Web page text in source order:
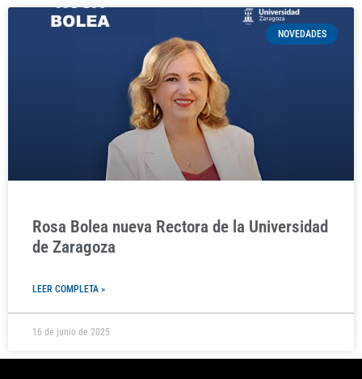
NOVEDADES
Rosa Bolea nueva Rectora de la Universidad
de Zaragoza
LEER COMPLETA »
16 de junio de 2025